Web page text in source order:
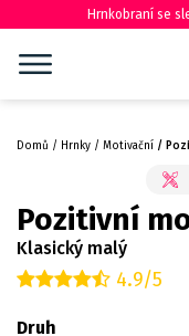
Hrnkobraní se
Domů Hrnky Motivační
Pozitivní
Klasický malý
4.9/5
Druh